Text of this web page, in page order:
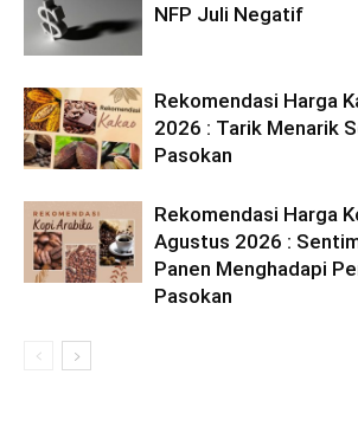
NFP Juli Negatif
Rekomendasi Harga
2026 : Tarik Menarik
Pasokan
Rekomendasi Harga
Agustus 2026 :
Panen Menghadapi
Pasokan